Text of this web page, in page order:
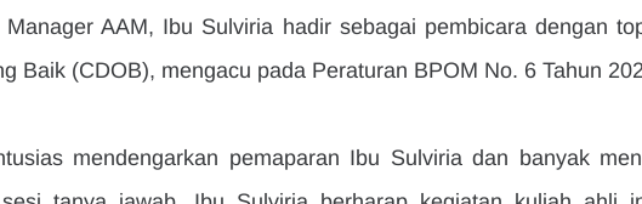
Manager AAM, Ibu Sulviria hadir sebagai pembicara dengan
Baik (CDOB), mengacu pada Peraturan BPOM No. 6 Tahun
mendengarkan pemaparan Ibu Sulviria dan banyak